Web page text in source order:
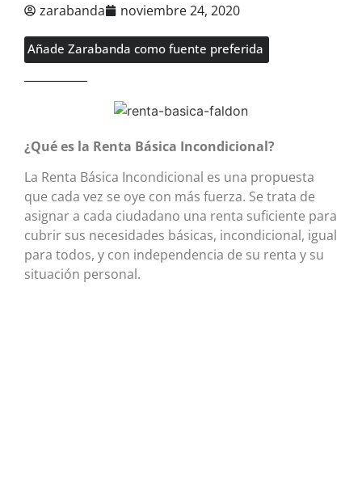
zarabanda noviembre 24, 2020
Añade Zarabanda como fuente preferida
¿Qué es la Renta Básica Incondicional?
La Renta Básica Incondicional es una propuesta
que cada vez se oye con más fuerza. Se trata de
asignar a cada ciudadano una renta suficiente para
cubrir sus necesidades básicas, incondicional, igual
para todos, y con independencia de su renta y su
situación personal.